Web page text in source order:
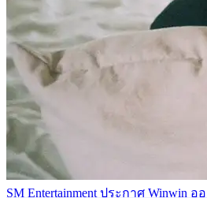
SM Entertainment ประกาศ Winwin